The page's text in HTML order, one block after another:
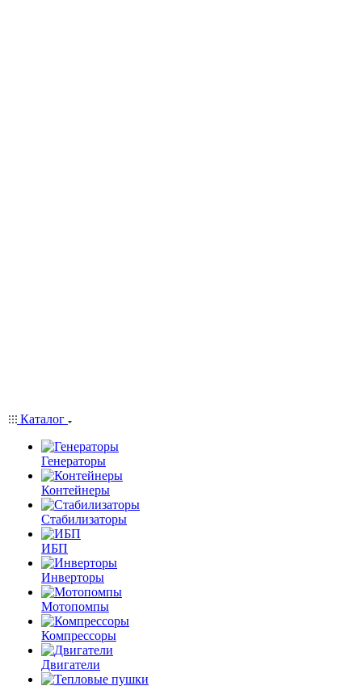
Каталог
Генераторы
Контейнеры
Стабилизаторы
ИБП
Инверторы
Мотопомпы
Компрессоры
Двигатели